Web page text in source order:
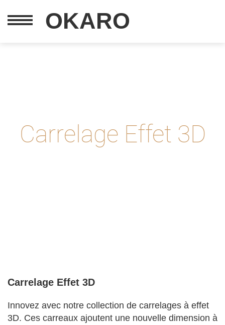
OKARO
Carrelage Effet 3D
Carrelage Effet 3D
Innovez avec notre collection de carrelages à effet
3D. Ces carreaux ajoutent une nouvelle dimension à